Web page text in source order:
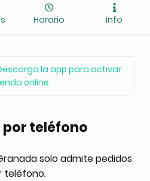
Horario Info
la app para activar
online
por teléfono
solo admite pedidos
teléfono.